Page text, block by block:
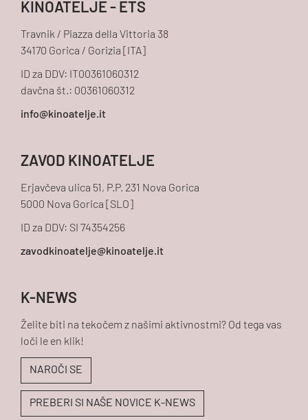
KINOATELJE - ETS
Travnik / Piazza della Vittoria 38
34170 Gorica / Gorizia [ITA]
ID za DDV: IT00361060312
davčna št.: 00361060312
ZAVOD KINOATELJE
Erjavčeva ulica 51, P.P. 231 Nova Gorica
5000 Nova Gorica [SLO]
ID za DDV: SI 74354256
K-NEWS
Želite biti na tekočem z našimi aktivnostmi? Od tega vas
loči le en klik!
NAROČI SE
PREBERI SI NAŠE NOVICE K-NEWS